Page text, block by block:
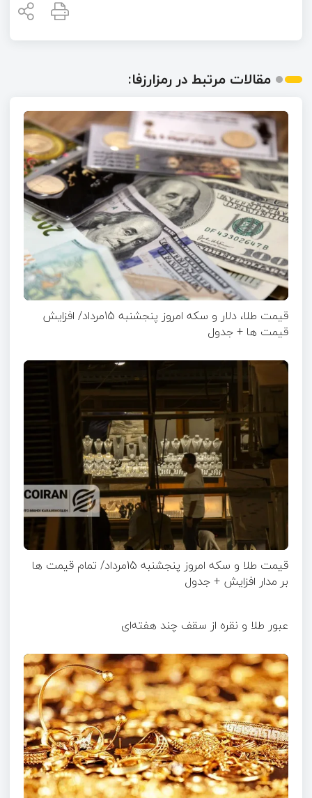
مقالات مرتبط در رمزارزفا:
قیمت طلا، دلار و سکه امروز پنجشنبه 15مرداد/ افزایش
قیمت ها + جدول
قیمت طلا و سکه امروز پنجشنبه 15مرداد/ تمام قیمت ها
بر مدار افزایش + جدول
عبور طلا و نقره از سقف چند هفته‌ای